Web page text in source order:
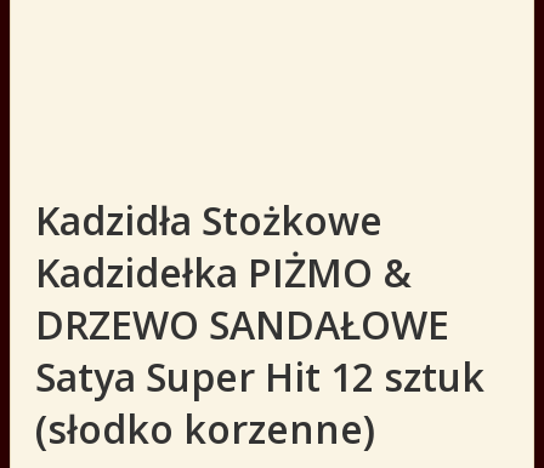
Kadzidła Stożkowe
Kadzidełka PIŻMO &
DRZEWO SANDAŁOWE
Satya Super Hit 12 sztuk
(słodko korzenne)